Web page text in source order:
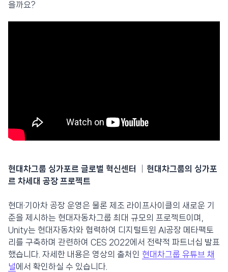
을까요?
현대차그룹 싱가포르 글로벌 혁신센터 │현대차그룹의 싱가포
르 차세대 공장 프로젝트
현대·기아차 공장 운영은 물론 제조 라이프사이클의 새로운 기
준을 제시하는 현대자동차그룹 최대 규모의 프로젝트이며,
Unity는 현대자동차와 협력하여 디지털트윈 AI공장 메타팩토
리를 구축하며 관련하여 CES 2022에서 전략적 파트너십 발표
했습니다. 자세한 내용은 영상의 출처인 현대차그룹 유튜브 채
널에서 확인하실 수 있습니다.